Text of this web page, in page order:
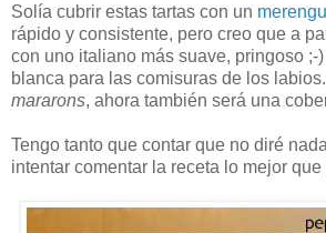
Solía cubrir estas tartas con un
rápido y consistente, pero creo que a
con uno italiano más suave, pringoso ;-
blanca para las comisuras de los
mararons, ahora también será una
Tengo tanto que contar que no diré
intentar comentar la receta lo mejor que